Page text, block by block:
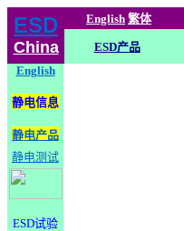
ESD
China
English 繁体
ESD产品
English
静电信息
静电产品
静电测试
ESD试验